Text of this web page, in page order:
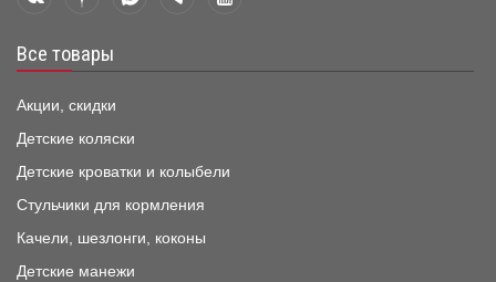
Все товары
Акции, скидки
Детские коляски
Детские кроватки и колыбели
Стульчики для кормления
Качели, шезлонги, коконы
Детские манежи